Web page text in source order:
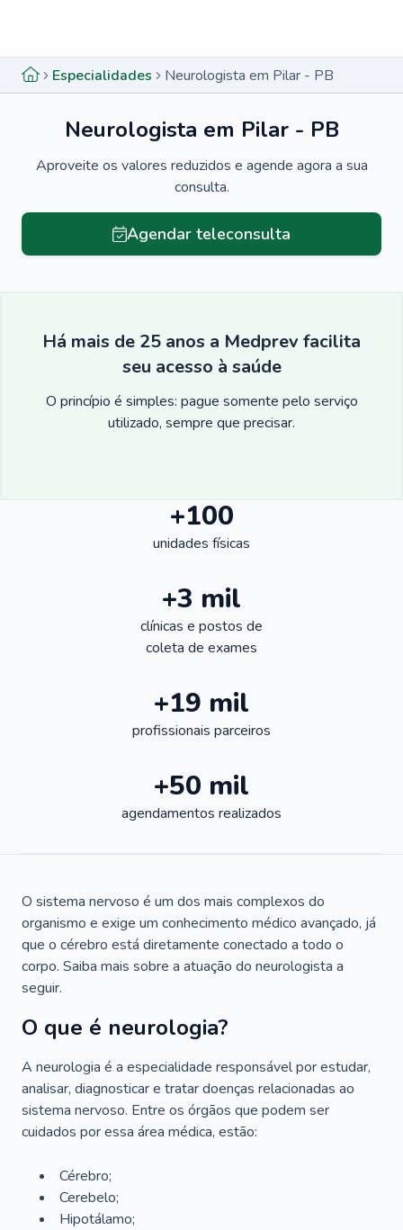
Especialidades Neurologista em Pilar - PB
Neurologista em Pilar - PB
Aproveite os valores reduzidos e agende agora a sua
consulta.
Agendar teleconsulta
Há mais de 25 anos a Medprev facilita
seu acesso à saúde
O princípio é simples: pague somente pelo serviço
utilizado, sempre que precisar.
+100
unidades físicas
+3 mil
clínicas e postos de
coleta de exames
+19 mil
profissionais parceiros
+50 mil
agendamentos realizados
O sistema nervoso é um dos mais complexos do
organismo e exige um conhecimento médico avançado, já
que o cérebro está diretamente conectado a todo o
corpo. Saiba mais sobre a atuação do neurologista a
seguir.
O que é neurologia?
A neurologia é a especialidade responsável por estudar,
analisar, diagnosticar e tratar doenças relacionadas ao
sistema nervoso. Entre os órgãos que podem ser
cuidados por essa área médica, estão:
Cérebro;
Cerebelo;
Hipotálamo;